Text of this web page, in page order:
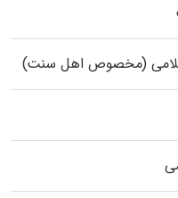
(مخصوص اهل سنت)